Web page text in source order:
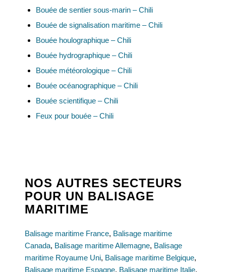
Bouée de sentier sous-marin – Chili
Bouée de signalisation maritime – Chili
Bouée houlographique – Chili
Bouée hydrographique – Chili
Bouée météorologique – Chili
Bouée océanographique – Chili
Bouée scientifique – Chili
Feux pour bouée – Chili
NOS AUTRES SECTEURS
POUR UN BALISAGE
MARITIME
Balisage maritime France, Balisage maritime
Canada, Balisage maritime Allemagne, Balisage
maritime Royaume Uni, Balisage maritime Belgique,
Balisage maritime Espagne, Balisage maritime Italie,